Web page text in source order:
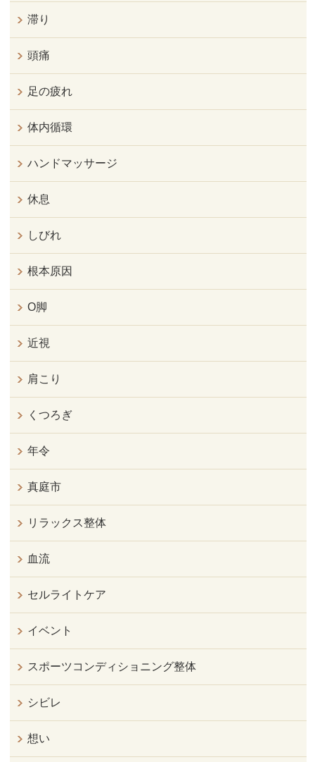
滞り
頭痛
足の疲れ
体内循環
ハンドマッサージ
休息
しびれ
根本原因
O脚
近視
肩こり
くつろぎ
年令
真庭市
リラックス整体
血流
セルライトケア
イベント
スポーツコンディショニング整体
シビレ
想い